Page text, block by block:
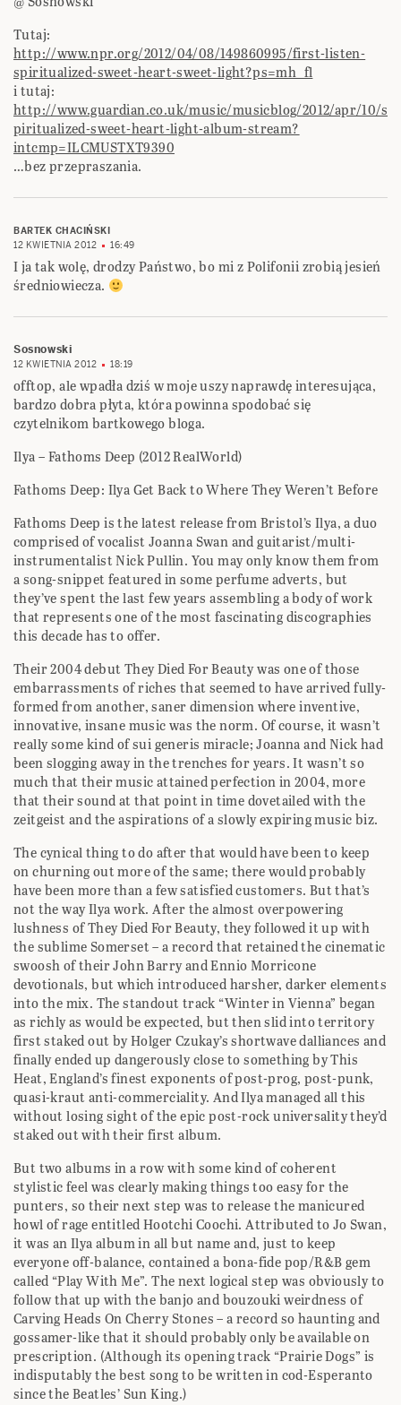
Tutaj:
http://www.npr.org/2012/04/08/149860995/first-listen-
spiritualized-sweet-heart-sweet-light?ps=mh_fl
i tutaj:
http://www.guardian.co.uk/music/musicblog/2012/apr/10/s
piritualized-sweet-heart-light-album-stream?
intcmp=ILCMUSTXT9390
…bez przepraszania.
BARTEK CHACIŃSKI
12 KWIETNIA 2012
16:49
I ja tak wolę, drodzy Państwo, bo mi z Polifonii zrobią jesień
średniowiecza.
Sosnowski
12 KWIETNIA 2012 18:19
offtop, ale wpadła dziś w moje uszy naprawdę interesująca,
bardzo dobra płyta, która powinna spodobać się
czytelnikom bartkowego bloga.
Ilya – Fathoms Deep (2012 RealWorld)
Fathoms Deep: Ilya Get Back to Where They Weren’t Before
Fathoms Deep is the latest release from Bristol’s Ilya, a duo
comprised of vocalist Joanna Swan and guitarist/multi-
instrumentalist Nick Pullin. You may only know them from
a song-snippet featured in some perfume adverts, but
they’ve spent the last few years assembling a body of work
that represents one of the most fascinating discographies
this decade has to offer.
Their 2004 debut They Died For Beauty was one of those
embarrassments of riches that seemed to have arrived fully-
formed from another, saner dimension where inventive,
innovative, insane music was the norm. Of course, it wasn’t
really some kind of sui generis miracle; Joanna and Nick had
been slogging away in the trenches for years. It wasn’t so
much that their music attained perfection in 2004, more
that their sound at that point in time dovetailed with the
zeitgeist and the aspirations of a slowly expiring music biz.
The cynical thing to do after that would have been to keep
on churning out more of the same; there would probably
have been more than a few satisfied customers. But that’s
not the way Ilya work. After the almost overpowering
lushness of They Died For Beauty, they followed it up with
the sublime Somerset – a record that retained the cinematic
swoosh of their John Barry and Ennio Morricone
devotionals, but which introduced harsher, darker elements
into the mix. The standout track “Winter in Vienna” began
as richly as would be expected, but then slid into territory
first staked out by Holger Czukay’s shortwave dalliances and
finally ended up dangerously close to something by This
Heat, England’s finest exponents of post-prog, post-punk,
quasi-kraut anti-commerciality. And Ilya managed all this
without losing sight of the epic post-rock universality they’d
staked out with their first album.
But two albums in a row with some kind of coherent
stylistic feel was clearly making things too easy for the
punters, so their next step was to release the manicured
howl of rage entitled Hootchi Coochi. Attributed to Jo Swan,
it was an Ilya album in all but name and, just to keep
everyone off-balance, contained a bona-fide pop/R&B gem
called “Play With Me”. The next logical step was obviously to
follow that up with the banjo and bouzouki weirdness of
Carving Heads On Cherry Stones – a record so haunting and
gossamer-like that it should probably only be available on
prescription. (Although its opening track “Prairie Dogs” is
indisputably the best song to be written in cod-Esperanto
since the Beatles’ Sun King.)